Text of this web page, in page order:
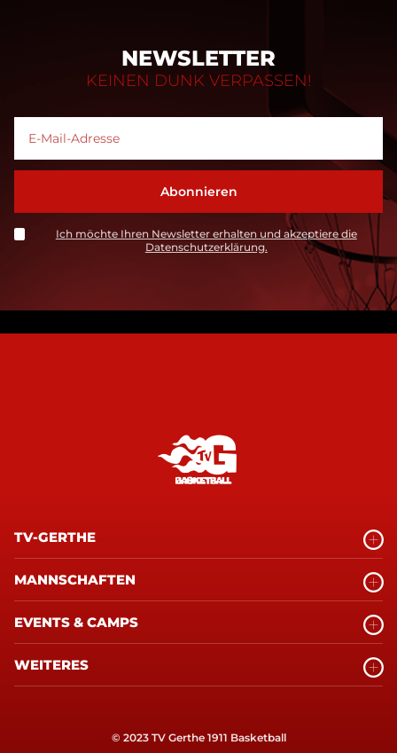
NEWSLETTER
KEINEN DUNK VERPASSEN!
Ich möchte Ihren Newsletter erhalten und akzeptiere die
Datenschutzerklärung.
TV-GERTHE
MANNSCHAFTEN
EVENTS & CAMPS
WEITERES
© 2023 TV Gerthe 1911 Basketball